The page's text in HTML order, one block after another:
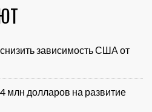
зависимость США от
млн долларов на развитие